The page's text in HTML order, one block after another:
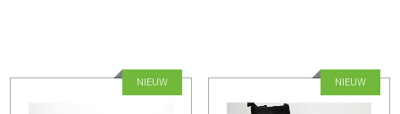
NIEUW NIEUW